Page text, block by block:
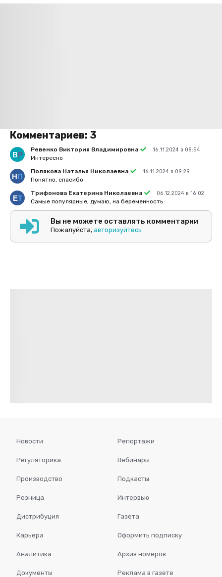
Комментариев: 3
Ревенко Виктория Владимировна 16.11.2024 в 08:54
Интересно
Полякова Наталья Николаевна
16.11.2024 в 09:29
Понятно, спасибо
Трифонова Екатерина Николаевна
06.12.2024 в 16:02
Самые популярные, думаю, на беременность
Вы не можете оставлять комментарии
Пожалуйста, авторизуйтесь
Новости
Регуляторика
Производство
Розница
Дистрибуция
Карьера
Аналитика
Документы
Репортажи
Вебинары
Подкасты
Интервью
Газета
Оформить подписку
Архив номеров
Реклама в газете